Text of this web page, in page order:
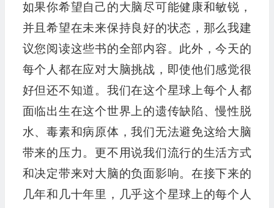
如果你希望自己的大脑尽可能健康和敏锐，
并且希望在未来保持良好的状态，那么我建
议您阅读这些书的全部内容。此外，今天的
每个人都在应对大脑挑战，即使他们感觉很
好但还不知道。我们在这个星球上每个人都
面临出生在这个世界上的遗传缺陷、慢性脱
水、毒素和病原体，我们无法避免这给大脑
带来的压力。更不用说我们流行的生活方式
和决定带来对大脑的负面影响。在接下来的
几年和几十年里，几乎这个星球上的每个人